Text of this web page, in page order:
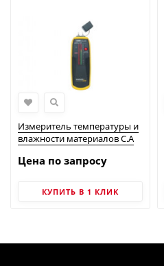
Измеритель температуры и
влажности материалов C.A
Цена по запросу
КУПИТЬ В 1 КЛИК